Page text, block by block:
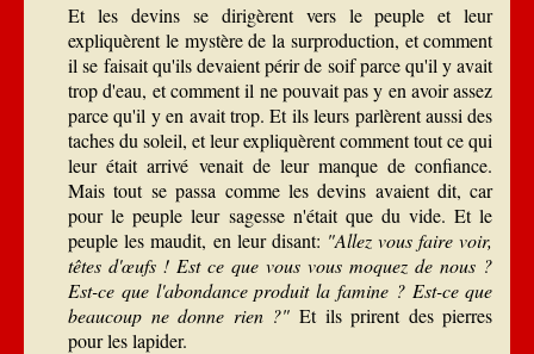
Et les devins se dirigèrent vers le peuple et leur
expliquèrent le mystère de la surproduction, et comment
il se faisait qu'ils devaient périr de soif parce qu'il y avait
trop d'eau, et comment il ne pouvait pas y en avoir assez
parce qu'il y en avait trop. Et ils leurs parlèrent aussi des
taches du soleil, et leur expliquèrent comment tout ce qui
leur était arrivé venait de leur manque de confiance.
Mais tout se passa comme les devins avaient dit, car
pour le peuple leur sagesse n'était que du vide. Et le
peuple les maudit, en leur disant: "Allez vous faire voir,
têtes d'œufs ! Est ce que vous vous moquez de nous ?
Est-ce que l'abondance produit la famine ? Est-ce que
beaucoup ne donne rien ?" Et ils prirent des pierres
pour les lapider.